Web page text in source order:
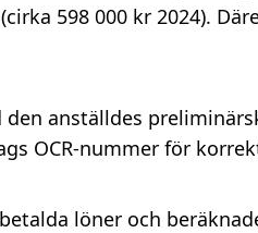
598 000 kr 2024).
anställdes
OCR-nummer för
löner och